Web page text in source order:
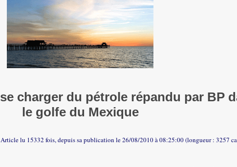
charger du pétrole répandu par BP
le golfe du Mexique
Article lu 15332 fois, depuis sa publication le 26/08/2010 à 08:25:00 (longueur : 3257